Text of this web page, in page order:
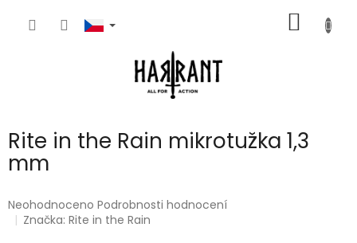
KOŠÍK
Rite in the Rain mikrotužka 1,3
mm
Průměrné
hodnocení
Neohodnoceno Podrobnosti hodnocení
Značka:Rite in the Rain